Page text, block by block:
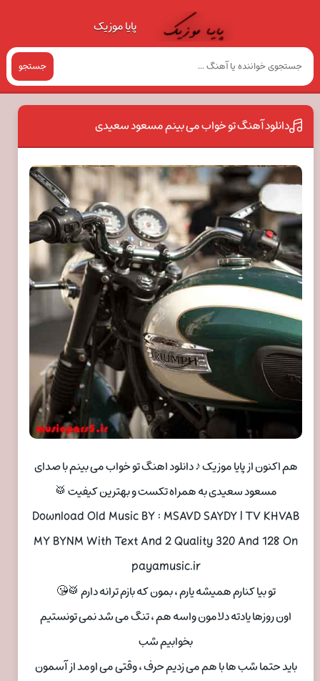
پایا موزیک
جستجو
دانلود آهنگ تو خواب می بینم مسعود سعیدی
هم اکنون از پایا موزیک ♪ دانلود اهنگ تو خواب می بینم با صدای
مسعود سعیدی به همراه تکست و بهترین کیفیت 🥁
Download Old Music BY : MSAVD SAYDY | TV KHVAB
MY BYNM With Text And 2 Quality 320 And 128 On
payamusic.ir
تو بیا کنارم همیشه یارم ، بمون که بازم ترانه دارم 🥁😘
اون روزها یادته دلامون واسه هم ، تنگ می شد نمی تونستیم
بخوابیم شب
باید حتما شب ها با هم می زدیم حرف ، وقتی می اومد از آسمون